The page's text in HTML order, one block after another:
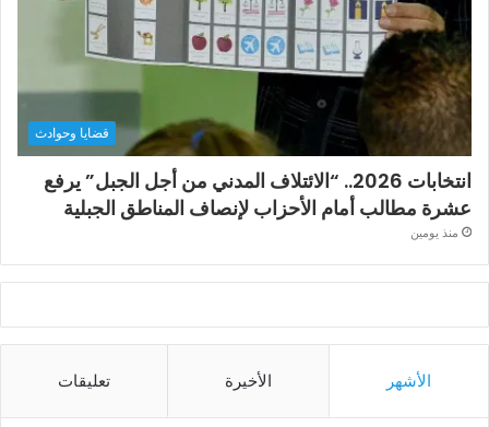
قضايا وحوادث
انتخابات 2026.. “الائتلاف المدني من أجل الجبل” يرفع
عشرة مطالب أمام الأحزاب لإنصاف المناطق الجبلية
منذ يومين
الأشهر الأخيرة تعليقات